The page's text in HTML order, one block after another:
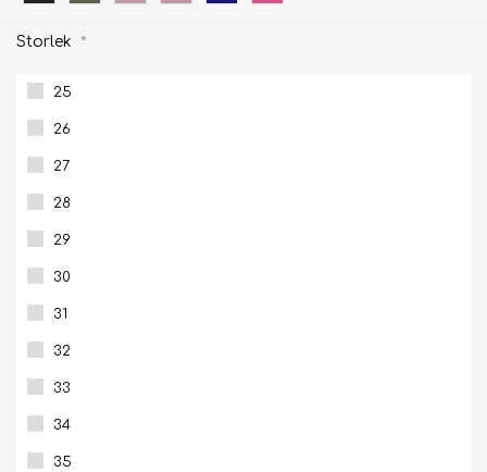
Storlek *
25
26
27
28
29
30
31
32
33
34
35